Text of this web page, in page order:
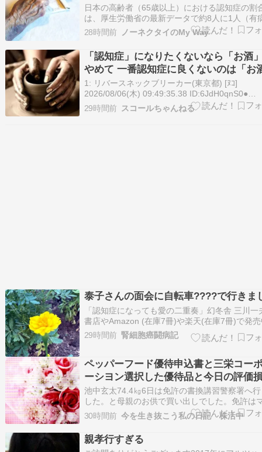
日本の高齢者（65歳以上）における認知症の割
は、厚生労働省の最新データで約8人に1人（有
12.3%）とされており、認知症の前段階である
認知障害（MCI）」の高齢者も含めると、その
約3人に1人にまで跳ね上がるという。こうした
者の認知症予防に、音読・手書き・…
28時間前 ノーネクタイのMy Way
「認知症」になりたくないなら「お酒
やめて 一番認知症に良くないのは「お
と判明・・・
1: リバースネックブリーカー(東京都) [ﾇｺ]
2026/08/06(木) 09:49:35.38 ID:6JdH0qnS0●
BE:837857943-PLT(18184) アルコールが「脳
える意外な影響 「米や大麦（小麦）から作られ
29時間前 スコールちゃんねる
泰子さんの面会に自転車????で行きま
「認知症になっても愛の二重奏」幻冬舎 三川一
書店やAmazon (在庫7冊)や楽天(在庫7冊)で発
ひご覧ください みかわの森ブログ は項目ごと
れます朝の散歩に行きました泰子さんの面会に
療受給者証と精神障害者…
29時間前 腎細胞癌闘病記
ペッパーフード優待申込書と三栄コー
ーシヨン選択した優待品と今日の評価
池中玄太74.4㎏6日は免許の書換講習警察署へ
した。と母親のお供で買い出しでした。免許は
ナカードと免許証の2枚持ちにしました。レビ
型認知症の94歳の父は、この暑さの中今日も安
ています。母親はやっぱり物忘れひどいです。
の歩数は、4,685歩。今日も腹筋。そ…
30時間前 今を生き抜こう私の日記 株活中
親孝行すぎる